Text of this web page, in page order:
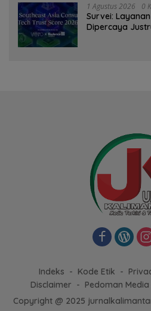
1 Agustus 2026 0
Survei:
Dipercaya
Indeks Kode Etik
Disclaimer
Pedoman Media
Copyright @ 2025